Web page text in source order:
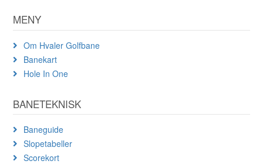
MENY
Om Hvaler Golfbane
Banekart
Hole In One
BANETEKNISK
Baneguide
Slopetabeller
Scorekort